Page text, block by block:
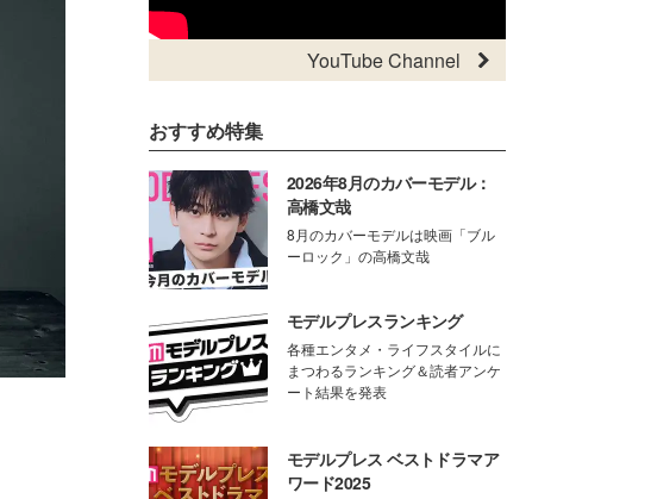
YouTube Channel
おすすめ特集
2026年8月のカバーモデル：
高橋文哉
8月のカバーモデルは映画「ブル
ーロック」の高橋文哉
モデルプレスランキング
各種エンタメ・ライフスタイルに
まつわるランキング＆読者アンケ
ート結果を発表
モデルプレス ベストドラマア
ワード2025